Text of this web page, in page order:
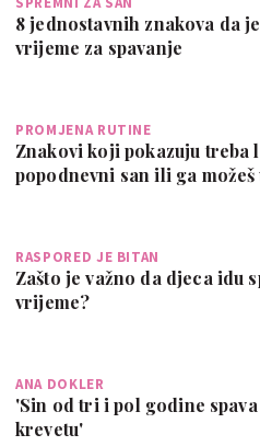
8 jednostavnih znakova da
vrijeme za spavanje
PROMJENA RUTINE
Znakovi koji pokazuju treba
popodnevni san ili ga
RASPORED JE BITAN
Zašto je važno da djeca idu
vrijeme?
ANA DOKLER
'Sin od tri i pol godine spava
krevetu'